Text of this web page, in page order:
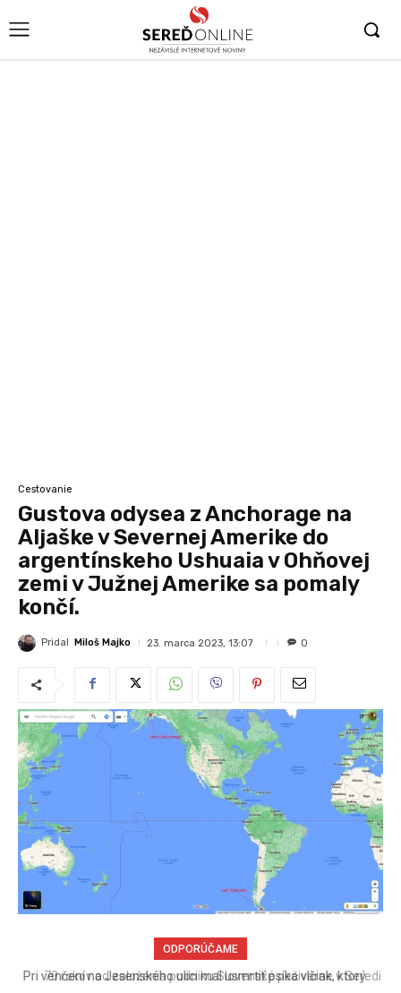
Cestovanie
Gustova odysea z Anchorage na
Aljaške v Severnej Amerike do
argentínskeho Ushuaia v Ohňovej
zemi v Južnej Amerike sa pomaly
končí.
Pridal Miloš Majko 23. marca 2023, 13:07 0
ODPORÚČAME
70 rokov od založenia podniku Slovenské pečivárne v Seredi